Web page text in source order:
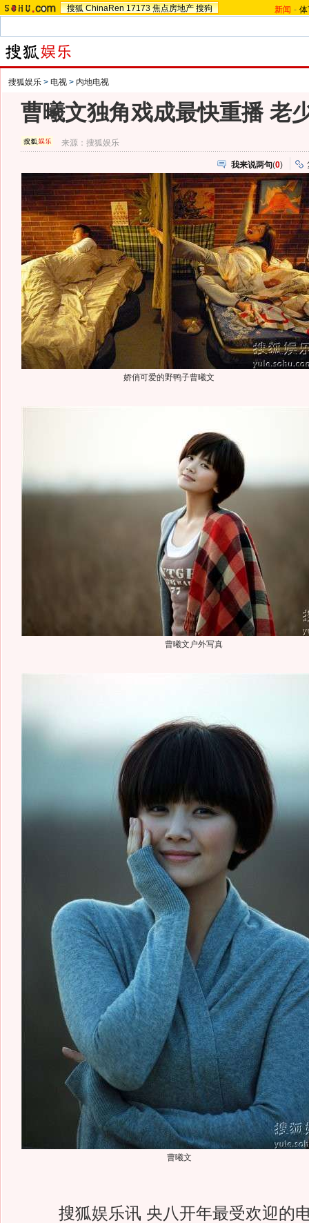
搜狐 ChinaRen 17173 焦点房地产 搜狗 新闻 -
搜狐娱乐 > 电视 > 内地电视
曹曦文独角戏成最快重播 老
来源：搜狐娱乐
我来说两句(0)
娇俏可爱的野鸭子曹曦文
曹曦文户外写真
曹曦文
搜狐娱乐讯 央八开年最受欢迎的